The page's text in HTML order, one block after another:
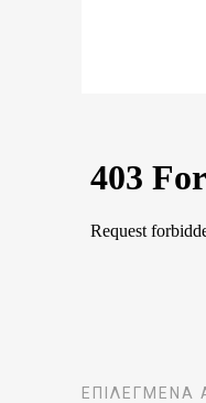
ΕΠΙΛΕΓΜΈΝΑ